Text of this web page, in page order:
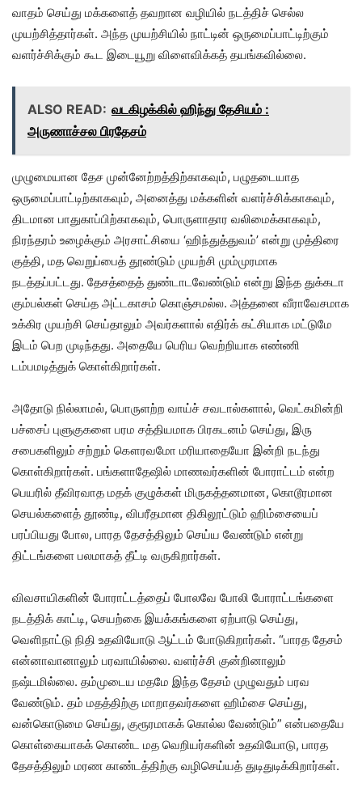
வாதம் செய்து மக்களைத் தவறான வழியில் நடத்திச் செல்ல
முயற்சித்தார்கள். அந்த முயற்சியில் நாட்டின் ஒருமைப்பாட்டிற்கும்
வளர்ச்சிக்கும் கூட இடையூறு விளைவிக்கத் தயங்கவில்லை.
ALSO READ: வடகிழக்கில் ஹிந்து தேசியம் :
அருணாச்சல பிரதேசம்
முழுமையான தேச முன்னேற்றத்திற்காகவும், பழுதடையாத
ஒருமைப்பாட்டிற்காகவும், அனைத்து மக்களின் வளர்ச்சிக்காகவும்,
திடமான பாதுகாப்பிற்காகவும், பொருளாதார வலிமைக்காகவும்,
நிரந்தரம் உழைக்கும் அரசாட்சியை ‘ஹிந்துத்துவம்’ என்று முத்திரை
குத்தி, மத வெறுப்பைத் தூண்டும் முயற்சி மும்முரமாக
நடத்தப்பட்டது. தேசத்தைத் துண்டாடவேண்டும் என்று இந்த துக்கடா
கும்பல்கள் செய்த அட்டகாசம் கொஞ்சமல்ல. அத்தனை வீராவேசமாக
உக்கிர முயற்சி செய்தாலும் அவர்களால் எதிர்க் கட்சியாக மட்டுமே
இடம் பெற முடிந்தது. அதையே பெரிய வெற்றியாக எண்ணி
டம்பமடித்துக் கொள்கிறார்கள்.
அதோடு நில்லாமல், பொருளற்ற வாய்ச் சவடால்களால், வெட்கமின்றி
பச்சைப் புளுகுகளை பரம சத்தியமாக பிரகடனம் செய்து, இரு
சபைகளிலும் சற்றும் கௌரவமோ மரியாதையோ இன்றி நடந்து
கொள்கிறார்கள். பங்களாதேஷில் மாணவர்களின் போராட்டம் என்ற
பெயரில் தீவிரவாத மதக் குழுக்கள் மிருகத்தனமான, கொடூரமான
செயல்களைத் தூண்டி, விபரீதமான திகிலூட்டும் ஹிம்சையைப்
பரப்பியது போல, பாரத தேசத்திலும் செய்ய வேண்டும் என்று
திட்டங்களை பலமாகத் தீட்டி வருகிறார்கள்.
விவசாயிகளின் போராட்டத்தைப் போலவே போலி போராட்டங்களை
நடத்திக் காட்டி, செயற்கை இயக்கங்களை ஏற்பாடு செய்து,
வெளிநாட்டு நிதி உதவியோடு ஆட்டம் போடுகிறார்கள். “பாரத தேசம்
என்னாவானாலும் பரவாயில்லை. வளர்ச்சி குன்றினாலும்
நஷ்டமில்லை. தம்முடைய மதமே இந்த தேசம் முழுவதும் பரவ
வேண்டும். தம் மதத்திற்கு மாறாதவர்களை ஹிம்சை செய்து,
வன்கொடுமை செய்து, குரூரமாகக் கொல்ல வேண்டும்” என்பதையே
கொள்கையாகக் கொண்ட மத வெறியர்களின் உதவியோடு, பாரத
தேசத்திலும் மரண காண்டத்திற்கு வழிசெய்யத் துடிதுடிக்கிறார்கள்.